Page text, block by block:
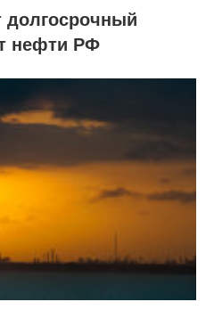
долгосрочный
нефти РФ